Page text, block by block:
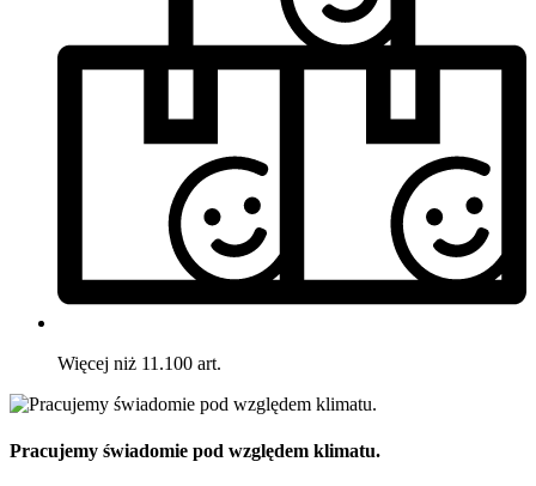
Więcej niż 11.100 art.
Pracujemy świadomie pod względem klimatu.